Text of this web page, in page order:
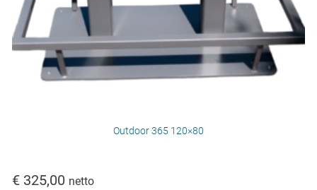
Outdoor 365 120×80
€ 325,00 netto